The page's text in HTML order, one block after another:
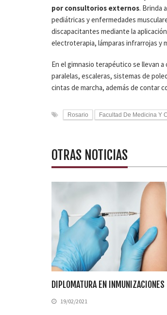
por consultorios externos. Brinda
pediátricas y enfermedades
discapacitantes mediante la
electroterapia, lámparas infrarrojas y
En el gimnasio terapéutico se llevan
paralelas, escaleras, sistemas de
cintas de marcha, además de contar
Rosario Facultad De Medicina Y
OTRAS NOTICIAS
DIPLOMATURA EN INMUNIZACIONES
19/02/2021